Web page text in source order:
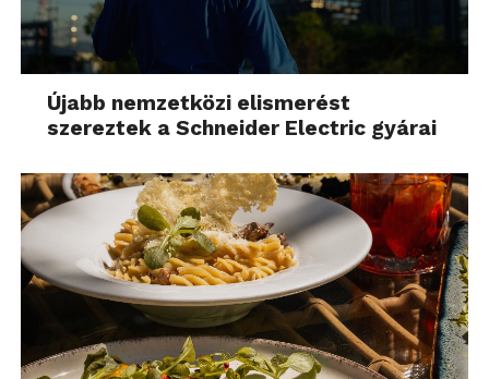
Újabb nemzetközi elismerést
szereztek a Schneider Electric gyárai